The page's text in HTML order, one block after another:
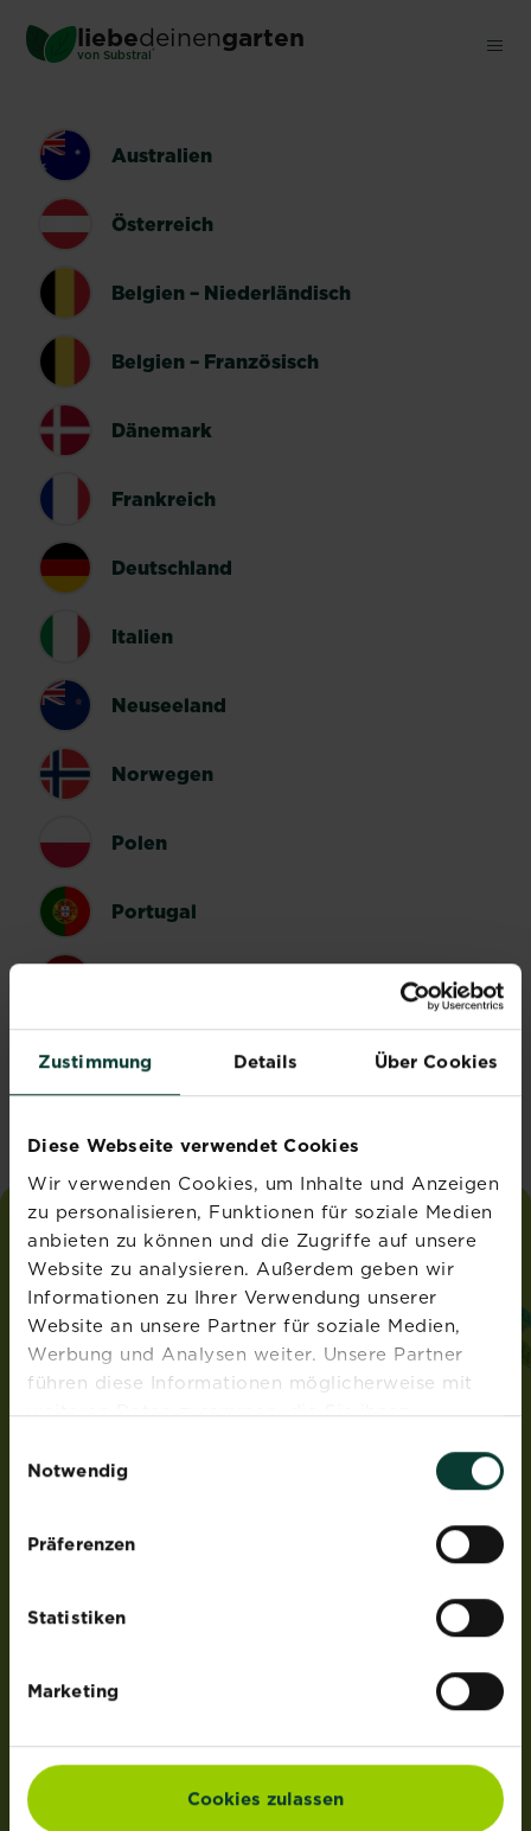
Zustimmung Details Über Cookies
Diese Webseite verwendet Cookies
Wir verwenden Cookies, um Inhalte und Anzeigen
zu personalisieren, Funktionen für soziale Medien
anbieten zu können und die Zugriffe auf unsere
Website zu analysieren. Außerdem geben wir
Informationen zu Ihrer Verwendung unserer
Website an unsere Partner für soziale Medien,
Werbung und Analysen weiter. Unsere Partner
führen diese Informationen möglicherweise mit
weiteren Daten zusammen, die Sie ihnen
Nutzung der Dienste gesammelt haben.
Notwendig
Präferenzen
Statistiken
Marketing
Cookies zulassen
main
liebedeinengarten
von Substral ®
Australien
Österreich
Belgien – Niederländisch
Belgien – Französisch
Dänemark
Frankreich
Deutschland
Italien
Neuseeland
Norwegen
Polen
Portugal
liebedeinengarten
von Substral®
ADRESSE
Evergreen Garden Care Deutschland GmbH
Am Brand 41
ROUNDUP® und Osmocote® sind eingetragene Marken
Weedex®, Tomcat®, Magisches Rasen-Pflaster®,
EasyGreen®, EvenGreen® und HandyGreen® sind Marken
Dünger